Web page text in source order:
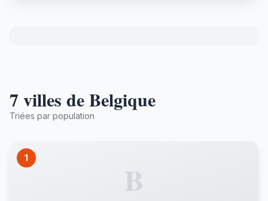
7 villes de Belgique
Triées par population
1
B